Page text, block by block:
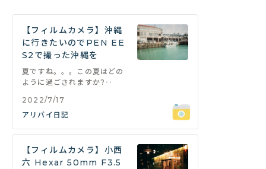
【フィルムカメラ】沖縄
に行きたいのでPEN EE
S2で撮った沖縄を
夏ですね。。。この夏はどの
ように過ごされますか?‥
2022/7/17
アリバイ日記
【フィルムカメラ】小西
六 Hexar 50mm F3.5